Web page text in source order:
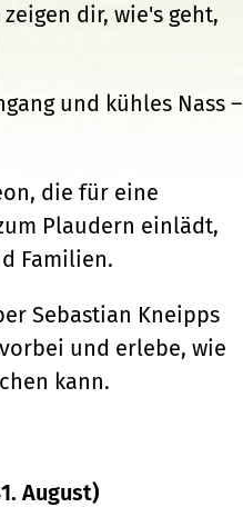
dir, wie's geht,
und kühles Nass –
die für eine
Plaudern einlädt,
Familien.
Sebastian Kneipps
und erlebe, wie
kann.
August)